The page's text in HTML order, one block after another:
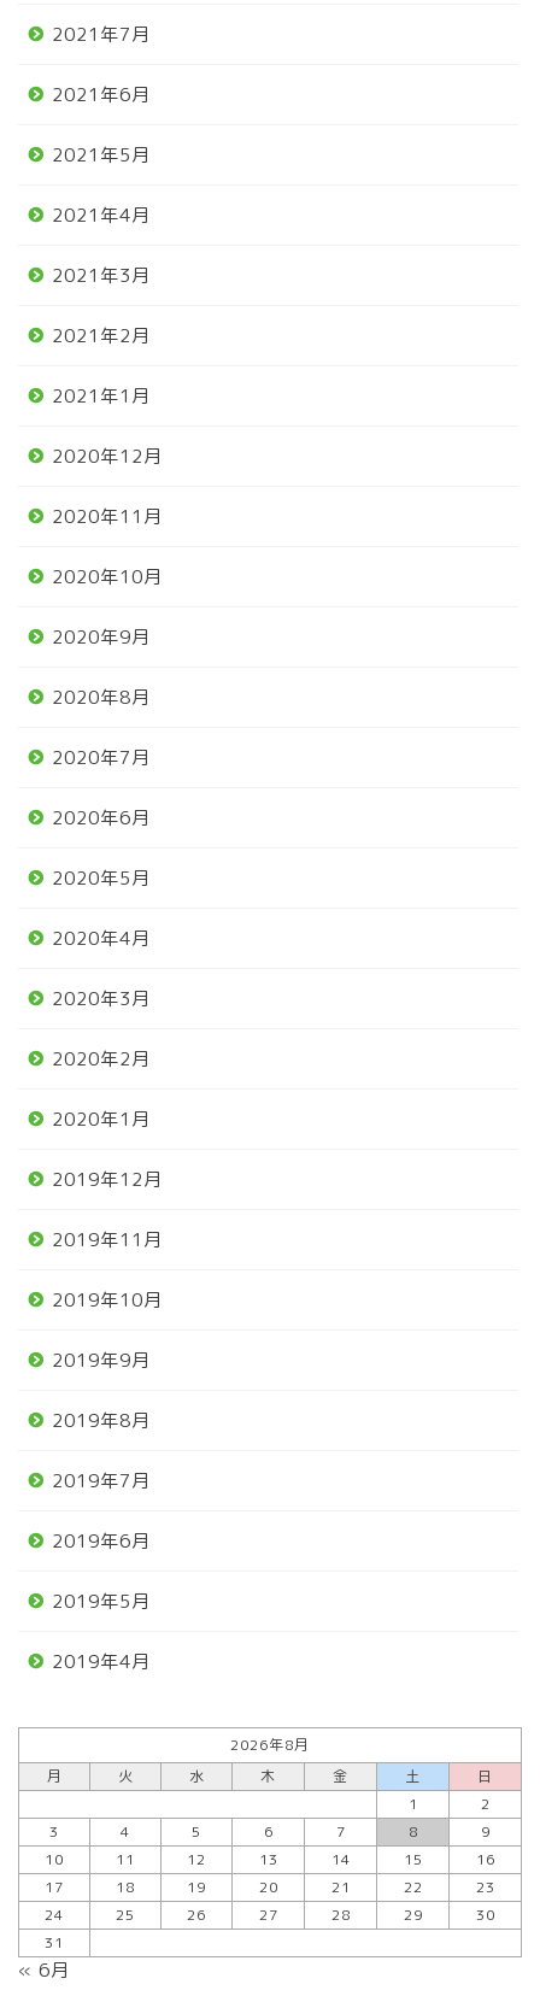
2021年7月
2021年6月
2021年5月
2021年4月
2021年3月
2021年2月
2021年1月
2020年12月
2020年11月
2020年10月
2020年9月
2020年8月
2020年7月
2020年6月
2020年5月
2020年4月
2020年3月
2020年2月
2020年1月
2019年12月
2019年11月
2019年10月
2019年9月
2019年8月
2019年7月
2019年6月
2019年5月
2019年4月
2026年8月
月
火 水 木 金 土
日
1
2
3
4 5 6 7 8
9
10
11 12 13 14 15
16
17
18 19 20 21 22
23
24
25 26 27 28 29
30
31
« 6月